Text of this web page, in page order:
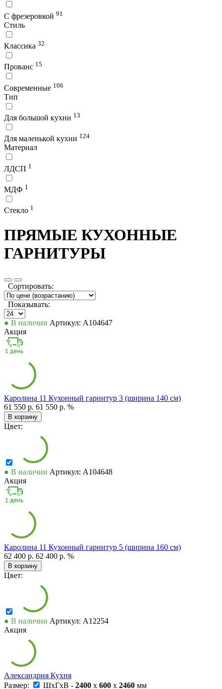
С фрезеровкой 91
Стиль
Классика 32
Прованс 15
Современные 106
Тип
Для большой кухни 13
Для маленькой кухни 124
Материал
ЛДСП 1
МДФ 1
Стекло 1
ПРЯМЫЕ КУХОННЫЕ
ГАРНИТУРЫ
Сортировать:
Показывать:
● В наличии Артикул: А104647
Акция
Каролина 11 Кухонный гарнитур 3 (ширина 140 см)
61 550 р. 61 550 р. %
В корзину
Цвет:
● В наличии Артикул: А104648
Акция
Каролина 11 Кухонный гарнитур 5 (ширина 160 см)
62 400 р. 62 400 р. %
В корзину
Цвет:
● В наличии Артикул: А12254
Акция
Александрия Кухня
Размер:
ШxГxВ - 2400 x 600 x 2460 мм